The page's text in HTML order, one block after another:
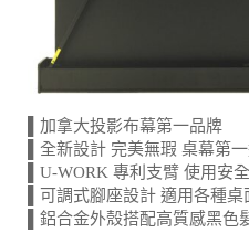
▌加拿大投影布幕第一品牌
▌全新設計 完美無瑕 桌幕第
▌U-WORK 專利支臂 使用安
▌可調式腳座設計 適用各種桌
▌鋁合金外殼搭配高質感黑色